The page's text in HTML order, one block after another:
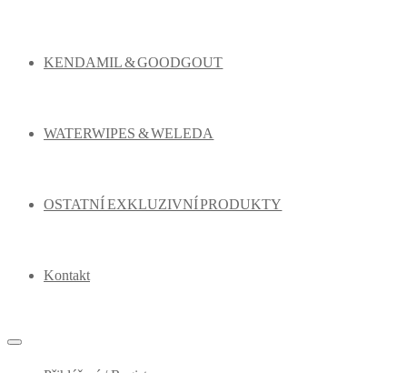
KENDAMIL & GOODGOUT
WATERWIPES & WELEDA
OSTATNÍ EXKLUZIVNÍ PRODUKTY
Kontakt